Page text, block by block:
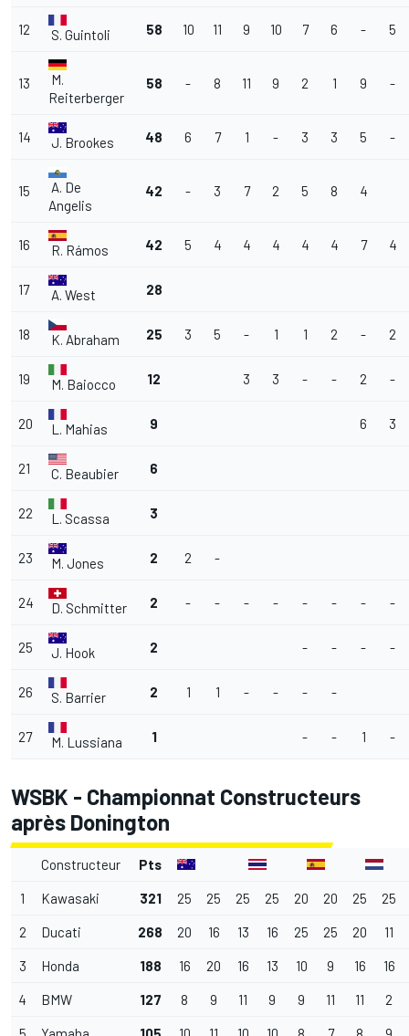
12 S. Guintoli 58 10 11 9 10 7 6 - 5
13
M.
Reiterberger
58 - 8 11 9 2 1 9 -
14 J. Brookes 48 6 7 1 - 3 3 5 -
15
A. De
Angelis
42 - 3 7 2 5 8 4
16 R. Rámos 42 5 4 4 4 4 4 7 4
17 A. West 28
18 K. Abraham 25 3 5 - 1 1 2 - 2
19 M. Baiocco 12 3 3 - - 2 -
20 L. Mahias 9 6 3
21 C. Beaubier 6
22 L. Scassa 3
23 M. Jones 2 2 -
24 D. Schmitter 2 - - - - - - - -
25 J. Hook 2 - - - -
26 S. Barrier 2 1 1 - - - -
27 M. Lussiana 1 - - 1 -
WSBK - Championnat Constructeurs
après Donington
Constructeur Pts
1 Kawasaki 321 25 25 25 25 20 20 25 25
2 Ducati 268 20 16 13 16 25 25 20 11
3 Honda 188 16 20 16 13 10 9 16 16
4 BMW 127 8 9 11 9 9 11 11 2